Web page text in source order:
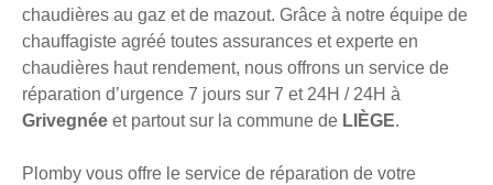
chaudières au gaz et de mazout. Grâce à notre équipe de
chauffagiste agréé toutes assurances et experte en
chaudières haut rendement, nous offrons un service de
réparation d’urgence 7 jours sur 7 et 24H / 24H à
Grivegnée et partout sur la commune de LIÈGE.
Plomby vous offre le service de réparation de votre